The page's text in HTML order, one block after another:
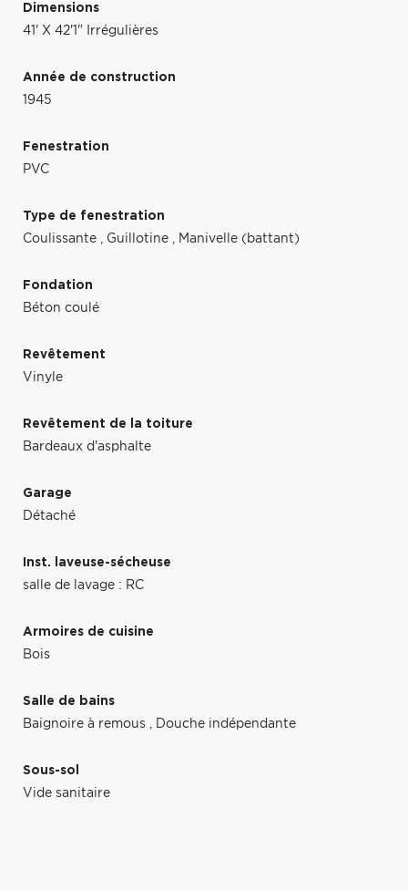
Dimensions
41' X 42'1" Irrégulières
Année de construction
1945
Fenestration
PVC
Type de fenestration
Coulissante , Guillotine , Manivelle (battant)
Fondation
Béton coulé
Revêtement
Vinyle
Revêtement de la toiture
Bardeaux d'asphalte
Garage
Détaché
Inst. laveuse-sécheuse
salle de lavage : RC
Armoires de cuisine
Bois
Salle de bains
Baignoire à remous , Douche indépendante
Sous-sol
Vide sanitaire